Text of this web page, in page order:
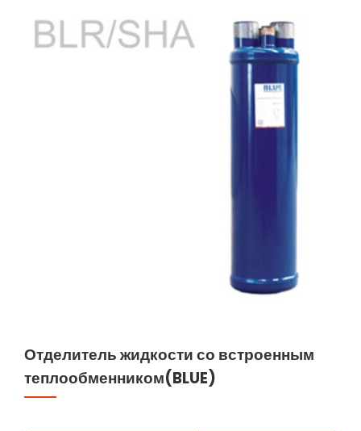
Отделитель жидкости со встроенным
теплообменником(BLUE)